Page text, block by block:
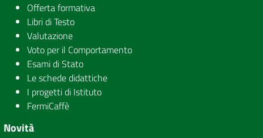
Offerta formativa
Libri di Testo
Valutazione
Voto per il Comportamento
Esami di Stato
Le schede didattiche
I progetti di Istituto
FermiCaffè
Novità